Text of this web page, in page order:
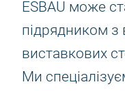
ESBAU може
підрядником з
виставкових
Ми